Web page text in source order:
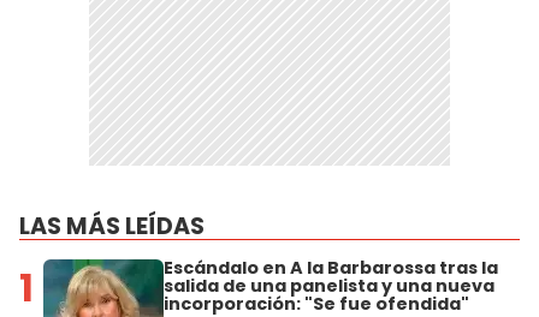
LAS MÁS LEÍDAS
1 Escándalo en A la Barbarossa tras la
salida de una panelista y una nueva
incorporación: "Se fue ofendida"